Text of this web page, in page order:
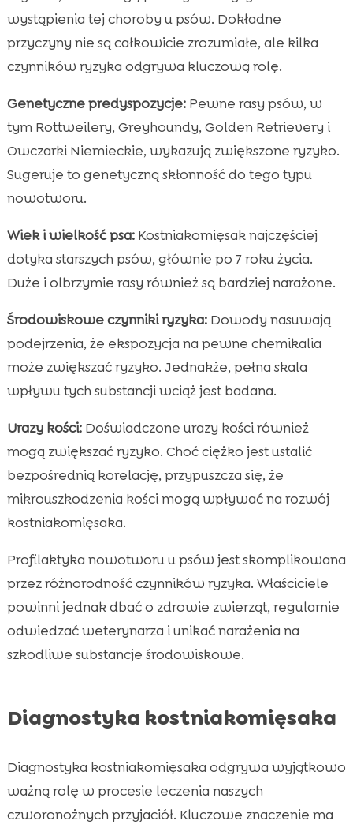
wystąpienia tej choroby u psów. Dokładne
przyczyny nie są całkowicie zrozumiałe, ale kilka
czynników ryzyka odgrywa kluczową rolę.
Genetyczne predyspozycje:Pewne rasy psów, w
tym Rottweilery, Greyhoundy, Golden Retrievery i
Owczarki Niemieckie, wykazują zwiększone ryzyko.
Sugeruje to genetyczną skłonność do tego typu
nowotworu.
Wiek i wielkość psa:Kostniakomięsak najczęściej
dotyka starszych psów, głównie po 7 roku życia.
Duże i olbrzymie rasy również są bardziej narażone.
Środowiskowe czynniki ryzyka:Dowody nasuwają
podejrzenia, że ekspozycja na pewne chemikalia
może zwiększać ryzyko. Jednakże, pełna skala
wpływu tych substancji wciąż jest badana.
Urazy kości:Doświadczone urazy kości również
mogą zwiększać ryzyko. Choć ciężko jest ustalić
bezpośrednią korelację, przypuszcza się, że
mikrouszkodzenia kości mogą wpływać na rozwój
kostniakomięsaka.
Profilaktyka nowotworu u psów jest skomplikowana
przez różnorodność czynników ryzyka. Właściciele
powinni jednak dbać o zdrowie zwierząt, regularnie
odwiedzać weterynarza i unikać narażenia na
szkodliwe substancje środowiskowe.
Diagnostyka kostniakomięsaka
Diagnostyka kostniakomięsaka odgrywa wyjątkowo
ważną rolę w procesie leczenia naszych
czworonożnych przyjaciół. Kluczowe znaczenie ma